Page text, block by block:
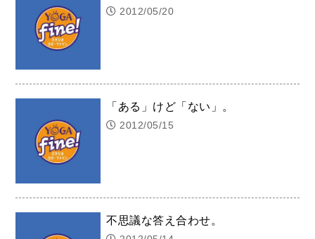
2012/05/20
「ある」けど「ない」。
2012/05/15
不思議な答え合わせ。